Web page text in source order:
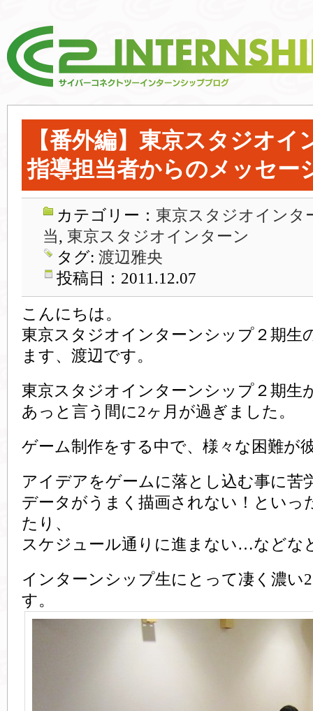
【番外編】東京スタジオイ
指導担当者からのメッセ
カテゴリー： 東京スタジオインタ
当, 東京スタジオインターン
タグ: 渡辺雅央
投稿日：2011.12.07
こんにちは。
東京スタジオインターンシップ２期生
ます、渡辺です。
東京スタジオインターンシップ２期生
あっと言う間に2ヶ月が過ぎました。
ゲーム制作をする中で、様々な困難が
アイデアをゲームに落とし込む事に苦
データがうまく描画されない！といっ
たり、
スケジュール通りに進まない…などな
インターンシップ生にとって凄く濃い
す。